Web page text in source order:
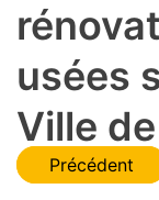
usées
Ville
Navigation
Précédent